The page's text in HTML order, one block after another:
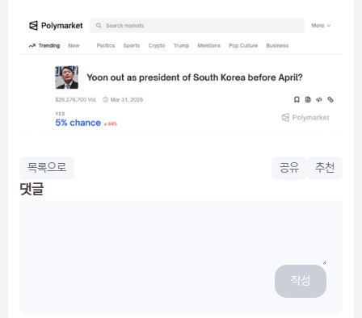
목록으로 공유 추천
댓글
작성